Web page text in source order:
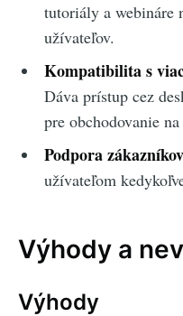
tutoriály a webináre
užívateľov.
Kompatibilita s
Dáva prístup cez
pre obchodovanie na
Podpora
užívateľom
Výhody a
Výhody